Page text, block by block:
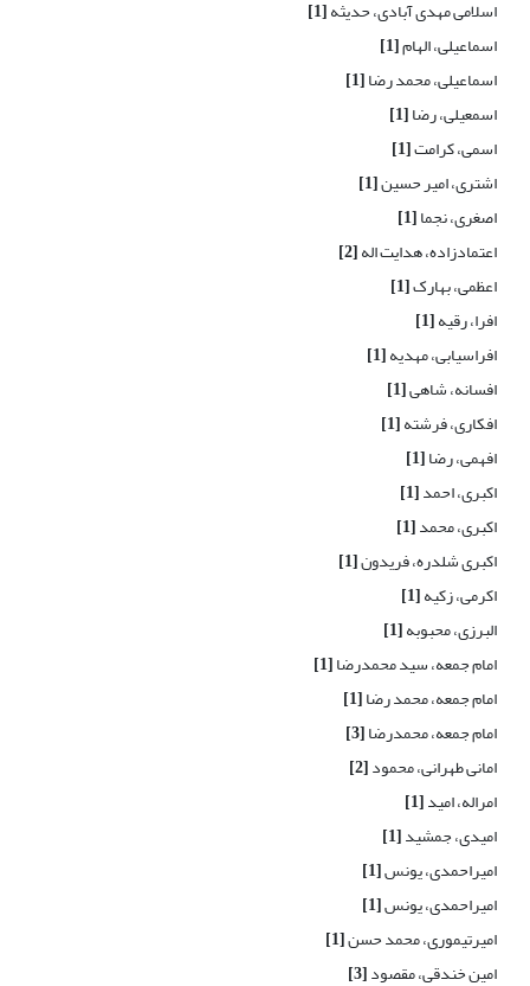
اسلامی مهدی آبادی، حدیثه[1]
اسماعیلی، الهام[1]
اسماعیلی، محمد رضا[1]
اسمعیلی، رضا[1]
اسمی، کرامت[1]
اشتری، امیر حسین[1]
اصغری، نجما[1]
اعتمادزاده، هدایت اله[2]
اعظمی، بهارک[1]
افرا، رقیه[1]
افراسیابی، مهدیه[1]
افسانه، شاهی[1]
افکاری، فرشته[1]
افهمی، رضا[1]
اکبری، احمد[1]
اکبری، محمد[1]
اکبری شلدره، فریدون[1]
اکرمی، زکیه[1]
البرزی، محبوبه[1]
امام جمعه، سید محمدرضا[1]
امام جمعه، محمد رضا[1]
امام جمعه، محمدرضا[3]
امانی طهرانی، محمود[2]
امراله، امید[1]
امیدی، جمشید[1]
امیراحمدی، یونس[1]
امیراحمدی، یونس[1]
امیرتیموری، محمد حسن[1]
امین خندقی، مقصود[3]